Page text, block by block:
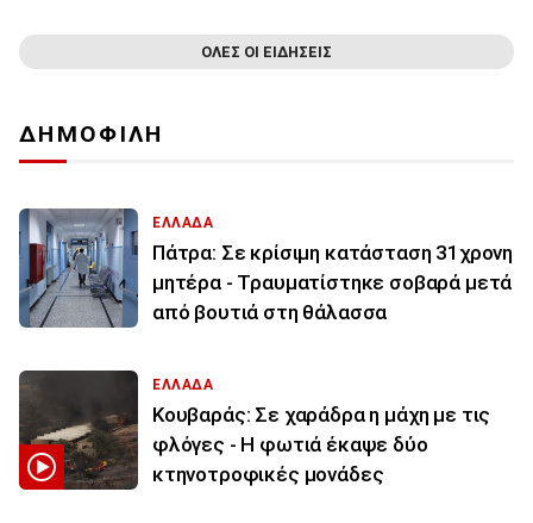
ΟΛΕΣ ΟΙ ΕΙΔΗΣΕΙΣ
ΔΗΜΟΦΙΛΗ
ΕΛΛΑΔΑ
Πάτρα: Σε κρίσιμη κατάσταση 31χρονη
μητέρα - Τραυματίστηκε σοβαρά μετά
από βουτιά στη θάλασσα
ΕΛΛΑΔΑ
Κουβαράς: Σε χαράδρα η μάχη με τις
φλόγες - Η φωτιά έκαψε δύο
κτηνοτροφικές μονάδες